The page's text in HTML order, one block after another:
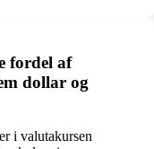
fordel af
dollar og
i valutakursen